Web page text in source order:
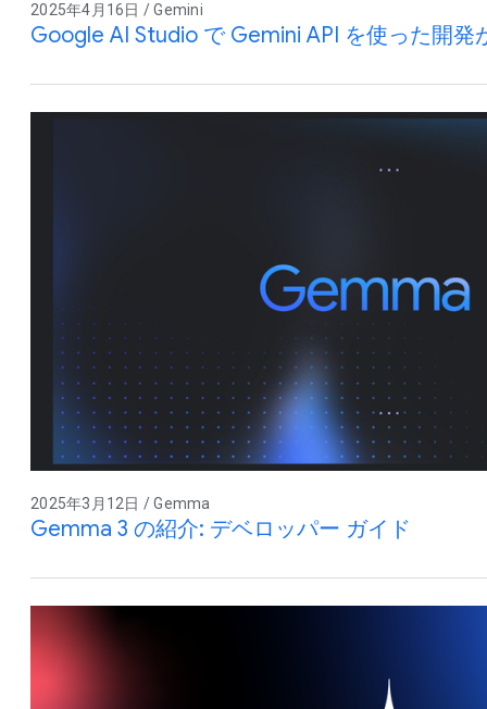
2025年4月16日 / Gemini
Google AI Studio で Gemini API を使った開発
2025年3月12日 / Gemma
Gemma 3 の紹介: デベロッパー ガイド